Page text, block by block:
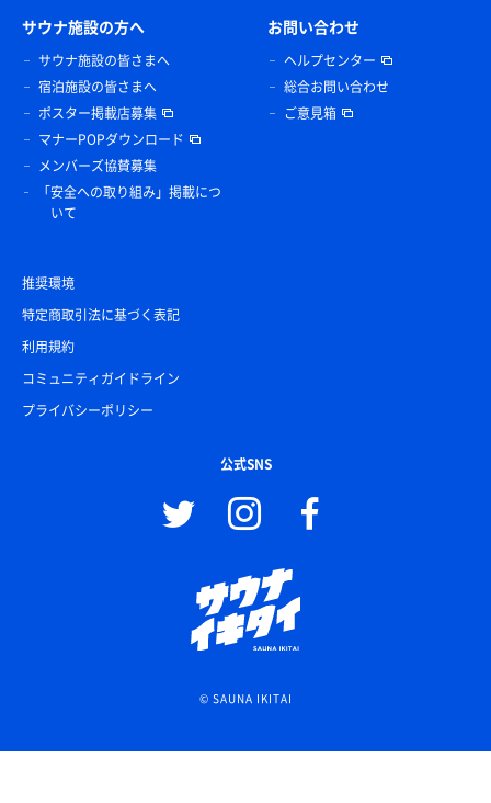
サウナ施設の方へ
サウナ施設の皆さまへ
宿泊施設の皆さまへ
ポスター掲載店募集
マナーPOPダウンロード
メンバーズ協賛募集
「安全への取り組み」掲載につ
いて
お問い合わせ
ヘルプセンター
総合お問い合わせ
ご意見箱
推奨環境
特定商取引法に基づく表記
利用規約
コミュニティガイドライン
プライバシーポリシー
公式SNS
© SAUNA IKITAI